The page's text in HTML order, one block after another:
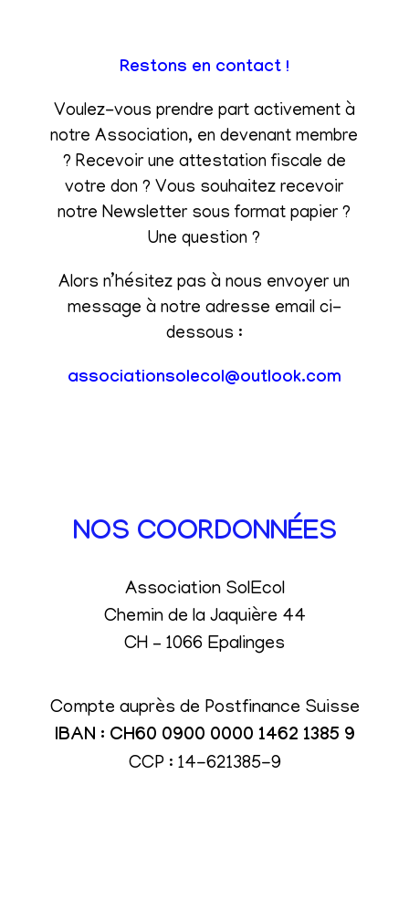
Restons en contact !
Voulez-vous prendre part activement à
notre Association, en devenant membre
? Recevoir une attestation fiscale de
votre don ? Vous souhaitez recevoir
notre Newsletter sous format papier ?
Une question ?
Alors n’hésitez pas à nous envoyer un
message à notre adresse email ci-
dessous :
associationsolecol@outlook.com
NOS COORDONNÉES
Association SolEcol
Chemin de la Jaquière 44
CH – 1066 Epalinges
Compte auprès de Postfinance Suisse
IBAN : CH60 0900 0000 1462 1385 9
CCP : 14-621385-9